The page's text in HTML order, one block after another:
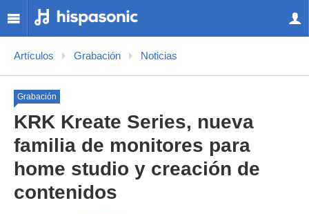
Artículos Grabación Noticias
Grabación
KRK Kreate Series, nueva
familia de monitores para
home studio y creación de
contenidos